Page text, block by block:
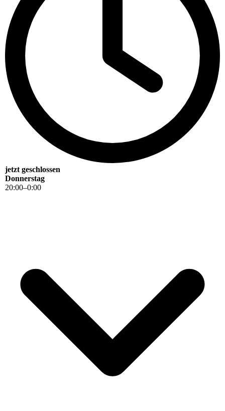
jetzt geschlossen
Donnerstag
20:00–0:00